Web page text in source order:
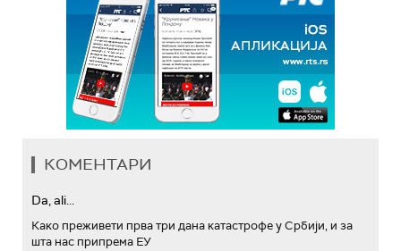
КОМЕНТАРИ
Da, ali...
Како преживети прва три дана катастрофе у Србији, и за
шта нас припрема ЕУ